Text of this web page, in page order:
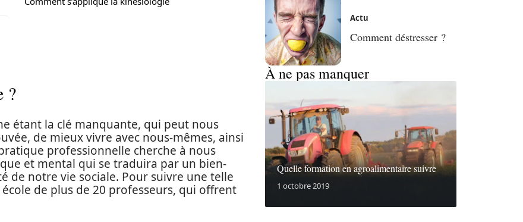
?
étant la clé manquante, qui peut nous
de mieux vivre avec nous-mêmes, ainsi
professionnelle cherche à nous
et mental qui se traduira par un bien-
de notre vie sociale. Pour suivre une telle
école de plus de 20 professeurs, qui offrent
Actu
Comment déstresser ?
À ne pas manquer
Quelle formation en agroalimentaire suivre
1 octobre 2019